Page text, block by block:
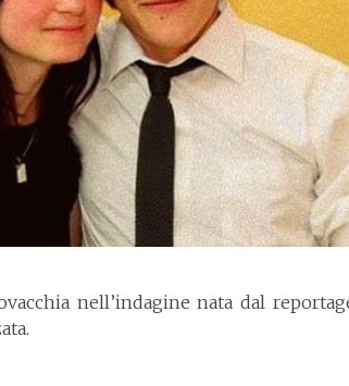
nell’indagine nata dal